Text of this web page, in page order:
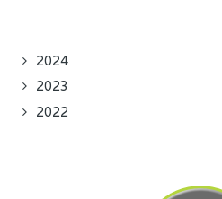
2024
2023
2022